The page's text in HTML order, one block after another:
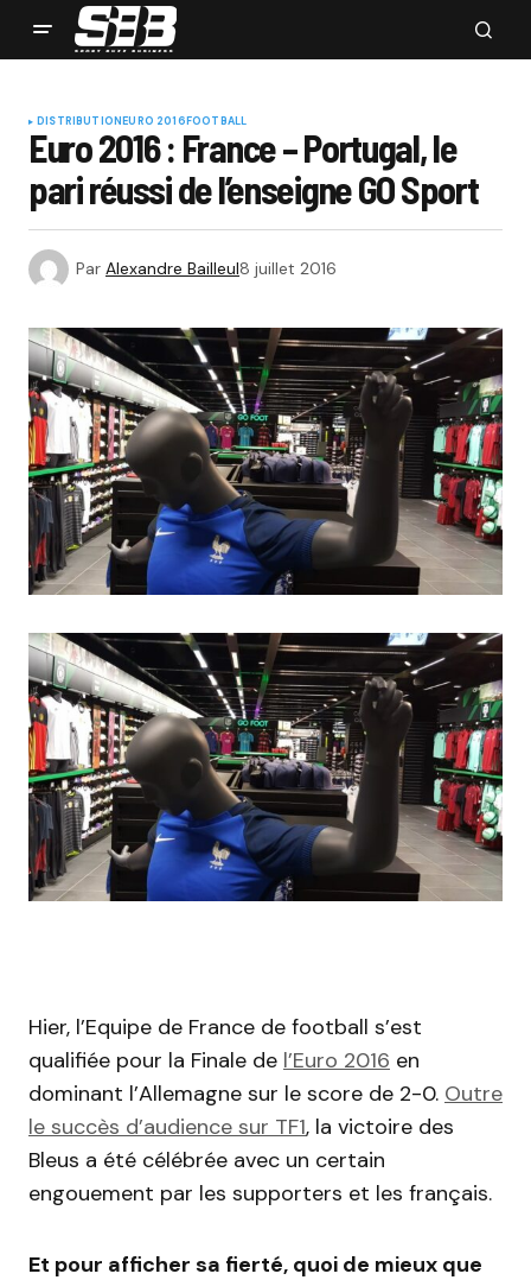
DISTRIBUTIONEURO 2016FOOTBALL
Euro 2016 : France – Portugal, le
pari réussi de l’enseigne GO Sport
Par Alexandre Bailleul8 juillet 2016
Hier, l’Equipe de France de football s’est
qualifiée pour la Finale de l’Euro 2016 en
dominant l’Allemagne sur le score de 2-0. Outre
le succès d’audience sur TF1, la victoire des
Bleus a été célébrée avec un certain
engouement par les supporters et les français.
Et pour afficher sa fierté, quoi de mieux que